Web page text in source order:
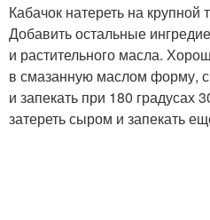
Кабачок натереть на крупной
Добавить остальные
и растительного масла.
в смазанную маслом форму,
и запекать при 180 градусах
затереть сыром и запекать